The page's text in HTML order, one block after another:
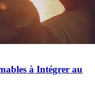
à Intégrer au